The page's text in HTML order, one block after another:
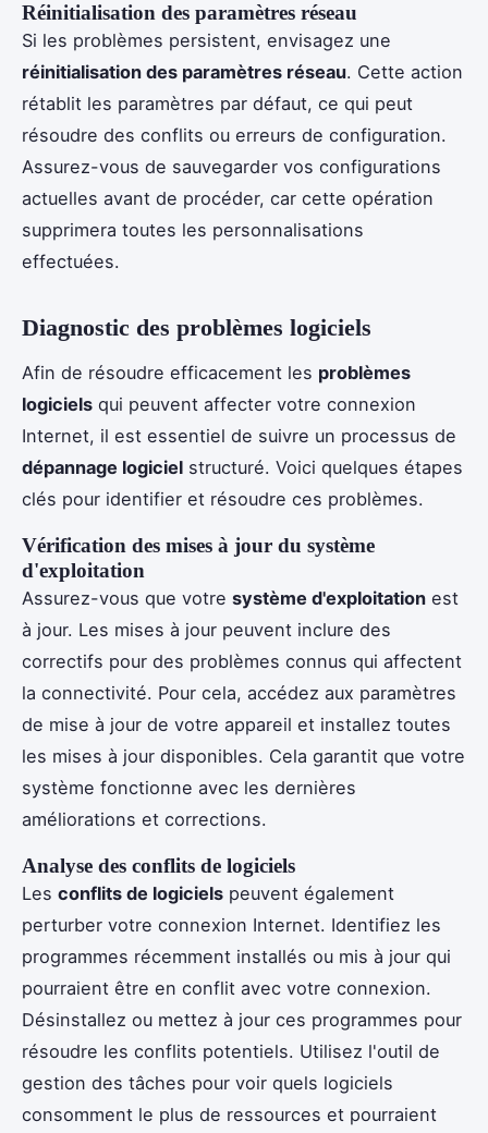
Réinitialisation des paramètres réseau
Si les problèmes persistent, envisagez une
réinitialisation des paramètres réseau. Cette action
rétablit les paramètres par défaut, ce qui peut
résoudre des conflits ou erreurs de configuration.
Assurez-vous de sauvegarder vos configurations
actuelles avant de procéder, car cette opération
supprimera toutes les personnalisations
effectuées.
Diagnostic des problèmes logiciels
Afin de résoudre efficacement les problèmes
logiciels qui peuvent affecter votre connexion
Internet, il est essentiel de suivre un processus de
dépannage logiciel structuré. Voici quelques étapes
clés pour identifier et résoudre ces problèmes.
Vérification des mises à jour du système
d'exploitation
Assurez-vous que votre système d'exploitation est
à jour. Les mises à jour peuvent inclure des
correctifs pour des problèmes connus qui affectent
la connectivité. Pour cela, accédez aux paramètres
de mise à jour de votre appareil et installez toutes
les mises à jour disponibles. Cela garantit que votre
système fonctionne avec les dernières
améliorations et corrections.
Analyse des conflits de logiciels
Les conflits de logiciels peuvent également
perturber votre connexion Internet. Identifiez les
programmes récemment installés ou mis à jour qui
pourraient être en conflit avec votre connexion.
Désinstallez ou mettez à jour ces programmes pour
résoudre les conflits potentiels. Utilisez l'outil de
gestion des tâches pour voir quels logiciels
consomment le plus de ressources et pourraient